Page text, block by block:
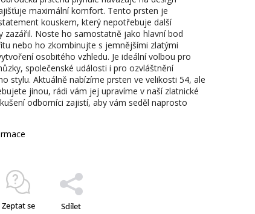
maximální komfort. Tento prsten je
kouskem, který nepotřebuje další
zazářil. Noste ho samostatně jako hlavní bod
nebo ho zkombinujte s jemnějšími zlatými
osobitého vzhledu. Je ideální volbou pro
společenské události i pro ozvláštnění
stylu. Aktuálně nabízíme prsten ve velikosti 54, ale
jinou, rádi vám jej upravíme v naší zlatnické
odborníci zajistí, aby vám seděl naprosto
Zeptat se Sdílet